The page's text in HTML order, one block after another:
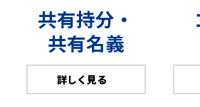
共有持分・
共有名義
詳しく見る